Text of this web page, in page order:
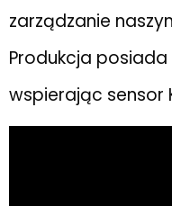
zarządzanie
Produkcja
wspierając sensor